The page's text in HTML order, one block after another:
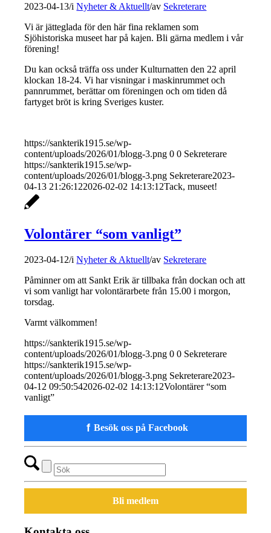
2023-04-13/iNyheter & Aktuellt/av Sekreterare
Vi är jätteglada för den här fina reklamen som
Sjöhistoriska museet har på kajen. Bli gärna medlem i vår
förening!
Du kan också träffa oss under Kulturnatten den 22 april
klockan 18-24. Vi har visningar i maskinrummet och
pannrummet, berättar om föreningen och om tiden då
fartyget bröt is kring Sveriges kuster.
https://sankterik1915.se/wp-
content/uploads/2026/01/blogg-3.png 0 0 Sekreterare
https://sankterik1915.se/wp-
content/uploads/2026/01/blogg-3.png Sekreterare2023-
04-13 21:26:122026-02-02 14:13:12Tack, museet!
Volontärer “som vanligt”
2023-04-12/iNyheter & Aktuellt/av Sekreterare
Påminner om att Sankt Erik är tillbaka från dockan och att
vi som vanligt har volontärarbete från 15.00 i morgon,
torsdag.
Varmt välkommen!
https://sankterik1915.se/wp-
content/uploads/2026/01/blogg-3.png 0 0 Sekreterare
https://sankterik1915.se/wp-
content/uploads/2026/01/blogg-3.png Sekreterare2023-
04-12 09:50:542026-02-02 14:13:12Volontärer “som
vanligt”
f Besök oss på Facebook
Bli medlem